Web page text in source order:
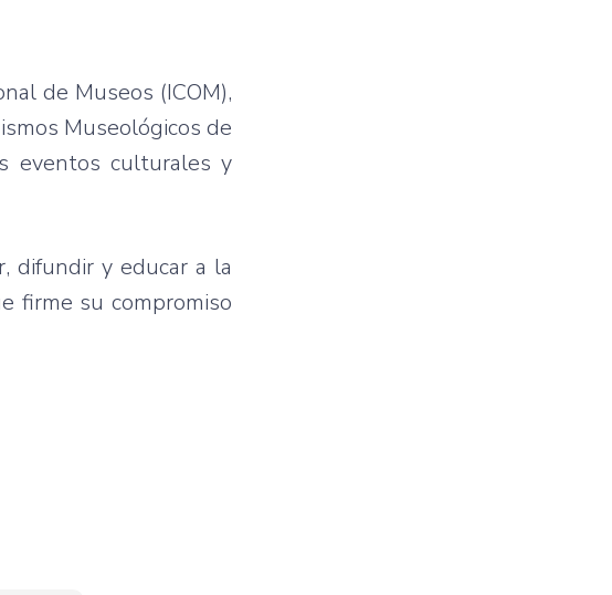
de Museos (ICOM),
Museológicos de
eventos culturales y
difundir y educar a la
firme su compromiso